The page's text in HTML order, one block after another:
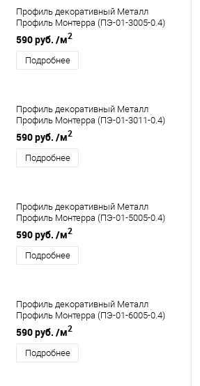
Профиль декоративный Металл
Профиль Монтерра (ПЭ-01-3005-0.4)
590 руб. /м2
Подробнее
Профиль декоративный Металл
Профиль Монтерра (ПЭ-01-3011-0.4)
590 руб. /м2
Подробнее
Профиль декоративный Металл
Профиль Монтерра (ПЭ-01-5005-0.4)
590 руб. /м2
Подробнее
Профиль декоративный Металл
Профиль Монтерра (ПЭ-01-6005-0.4)
590 руб. /м2
Подробнее